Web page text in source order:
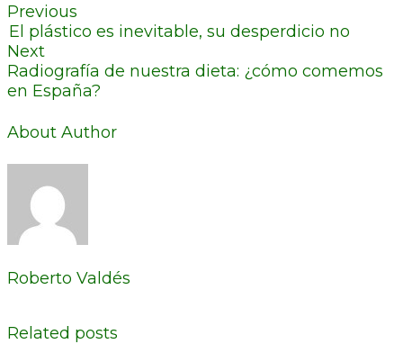
Previous
El plástico es inevitable, su desperdicio no
Next
Radiografía de nuestra dieta: ¿cómo comemos
en España?
About Author
Roberto Valdés
Related posts